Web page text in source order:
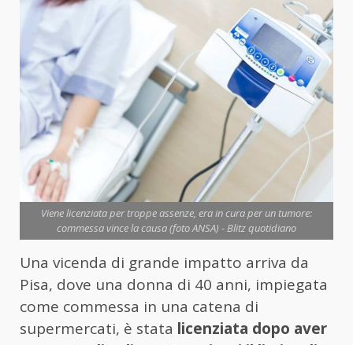
Viene licenziata per troppe assenze, era in cura per un tumore:
commessa vince la causa (foto ANSA) - Blitz quotidiano
Una vicenda di grande impatto arriva da
Pisa, dove una donna di 40 anni, impiegata
come commessa in una catena di
supermercati, è stata licenziata dopo aver